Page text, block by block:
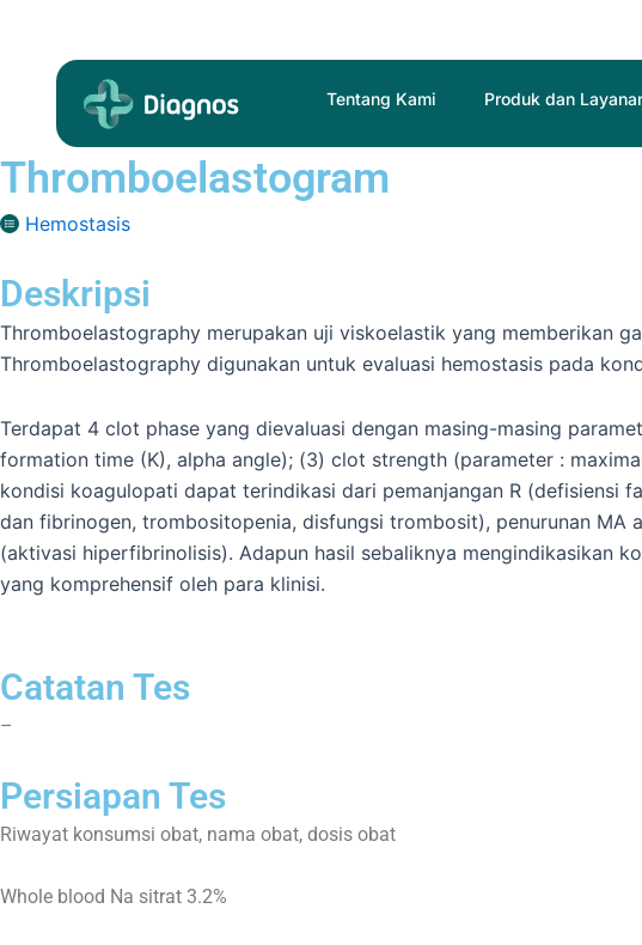
content
Tentang Kami Produk dan
Thromboelastogram
Hemostasis
Deskripsi
Thromboelastography merupakan uji viskoelastik yang memberikan
Thromboelastography digunakan untuk evaluasi hemostasis pada
Terdapat 4 clot phase yang dievaluasi dengan masing-masing
formation time (K), alpha angle); (3) clot strength (parameter :
kondisi koagulopati dapat terindikasi dari pemanjangan R (defisiensi
dan fibrinogen, trombositopenia, disfungsi trombosit), penurunan
(aktivasi hiperfibrinolisis). Adapun hasil sebaliknya mengindikasikan
yang komprehensif oleh para klinisi.
Catatan Tes
–
Persiapan Tes
Riwayat konsumsi obat, nama obat, dosis obat
Whole blood Na sitrat 3.2%